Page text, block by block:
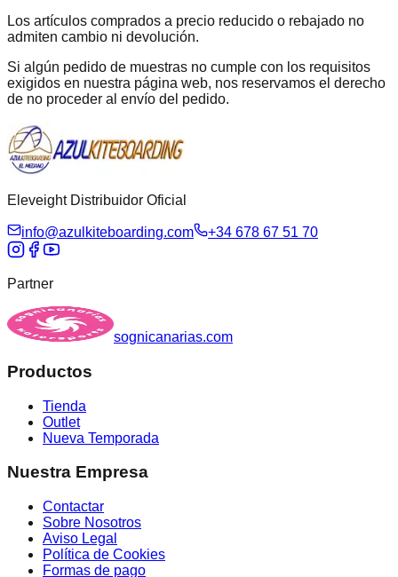
Los artículos comprados a precio reducido o rebajado no
admiten cambio ni devolución.
Si algún pedido de muestras no cumple con los requisitos
exigidos en nuestra página web, nos reservamos el derecho
de no proceder al envío del pedido.
Eleveight Distribuidor Oficial
info@azulkiteboarding.com +34 678 67 51 70
Partner
sognicanarias.com
Productos
Tienda
Outlet
Nueva Temporada
Nuestra Empresa
Contactar
Sobre Nosotros
Aviso Legal
Política de Cookies
Formas de pago